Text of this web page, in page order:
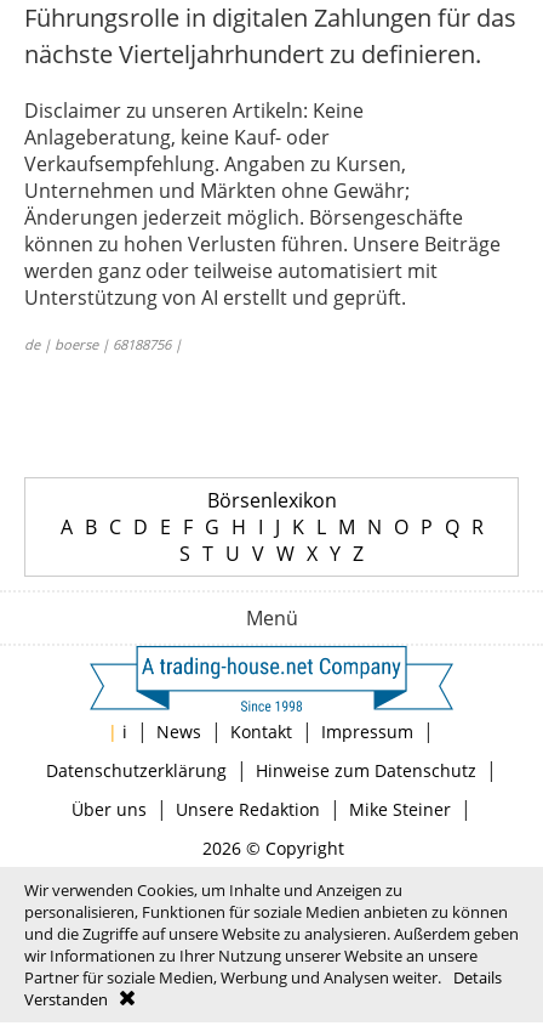
Führungsrolle in digitalen Zahlungen für das
nächste Vierteljahrhundert zu definieren.
Disclaimer zu unseren Artikeln: Keine
Anlageberatung, keine Kauf- oder
Verkaufsempfehlung. Angaben zu Kursen,
Unternehmen und Märkten ohne Gewähr;
Änderungen jederzeit möglich. Börsengeschäfte
können zu hohen Verlusten führen. Unsere Beiträge
werden ganz oder teilweise automatisiert mit
Unterstützung von AI erstellt und geprüft.
de | boerse | 68188756 |
Börsenlexikon
A B C D E F G H I J K L M N O P Q R
S T U V W X Y Z
Menü
| i | News | Kontakt | Impressum |
Datenschutzerklärung| Hinweise zum Datenschutz |
Über uns | Unsere Redaktion | Mike Steiner|
2026 © Copyright
Wir verwenden Cookies, um Inhalte und Anzeigen zu
personalisieren, Funktionen für soziale Medien anbieten zu können
und die Zugriffe auf unsere Website zu analysieren. Außerdem geben
wir Informationen zu Ihrer Nutzung unserer Website an unsere
Partner für soziale Medien, Werbung und Analysen weiter.
Details
Verstanden